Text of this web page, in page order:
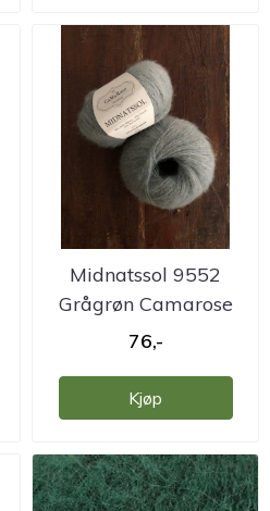
Midnatssol 9552
Grågrøn Camarose
76,-
Kjøp